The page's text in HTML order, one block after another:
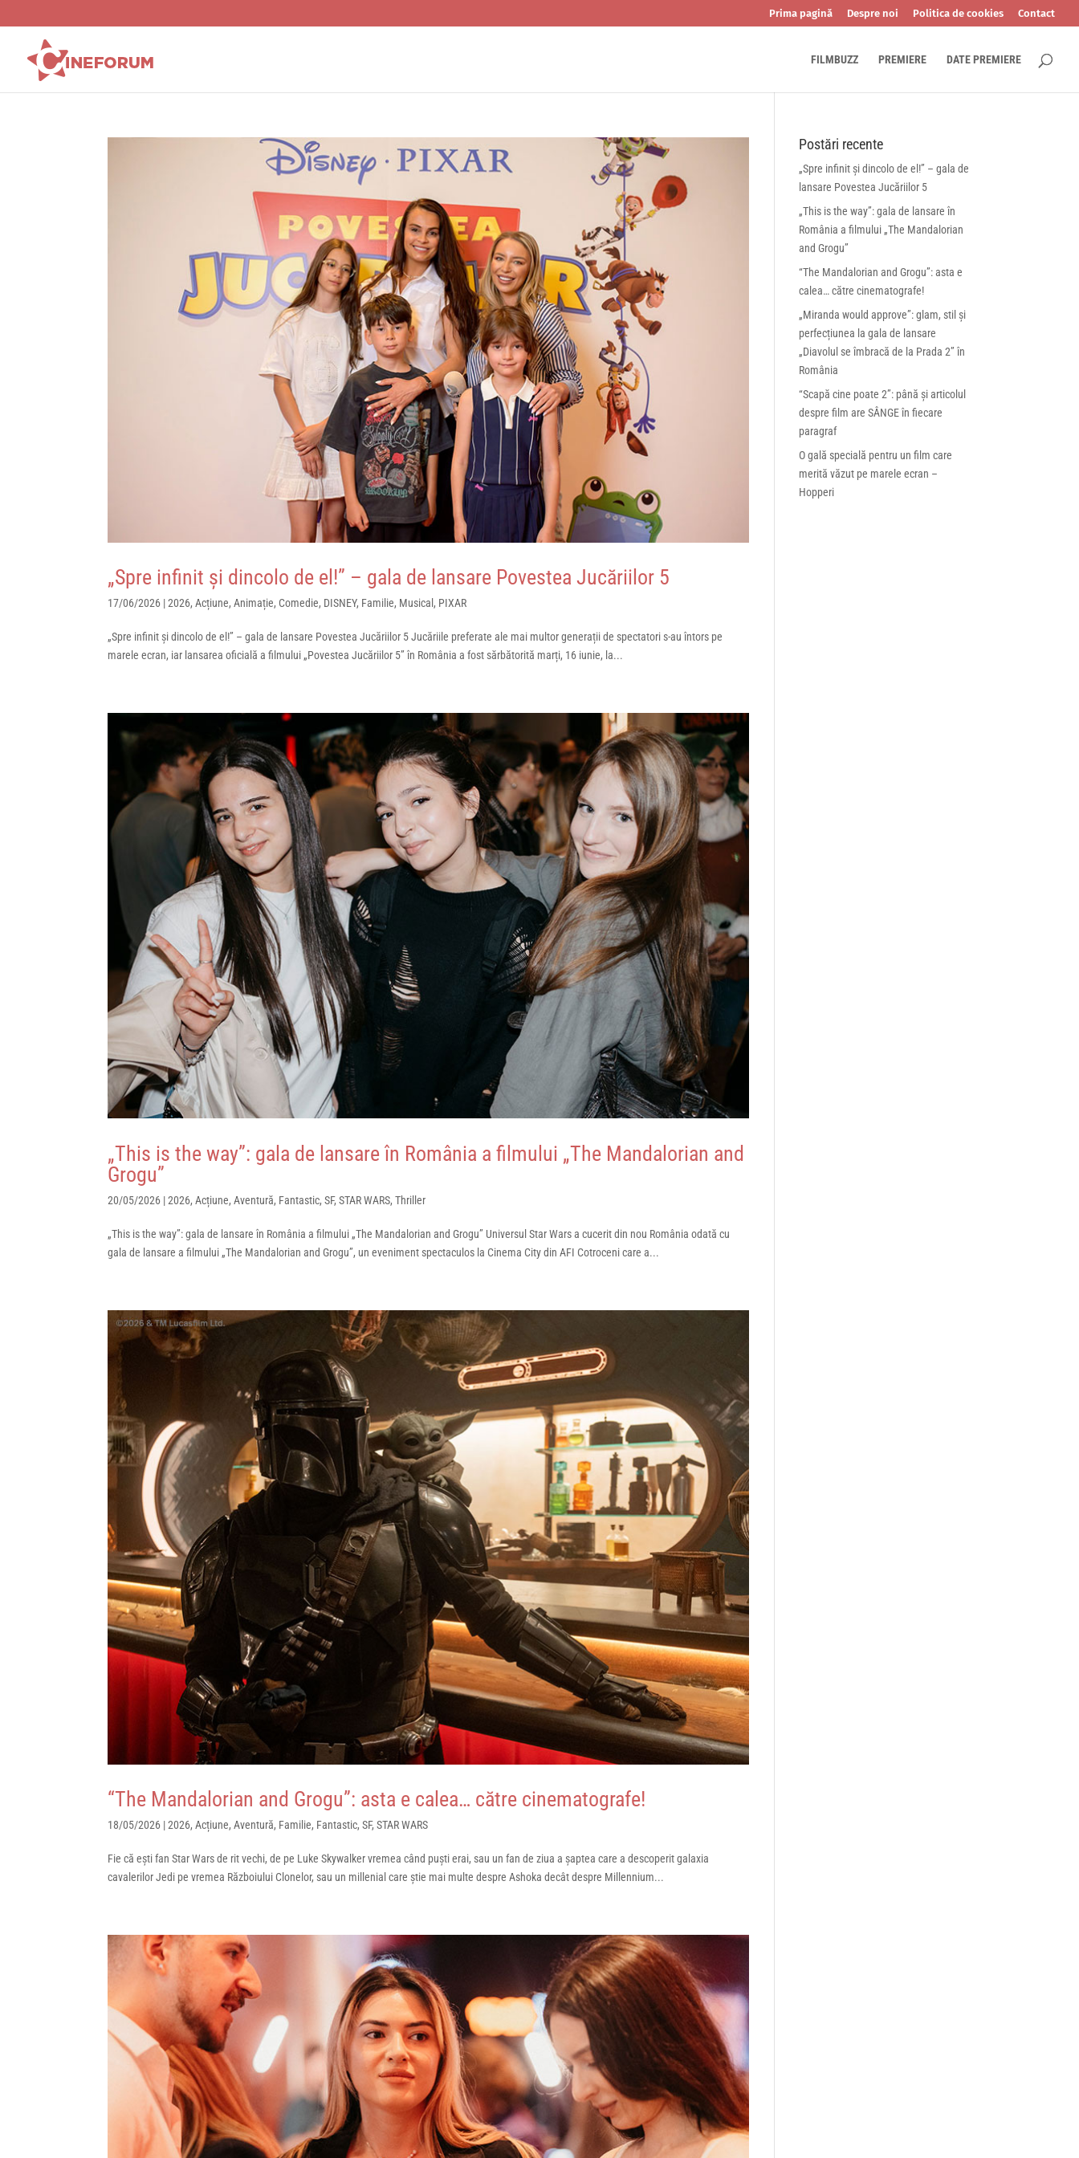
Prima pagină Despre noi Politica de cookies Contact
FILMBUZZ PREMIERE DATE PREMIERE
„Spre infinit și dincolo de el!” – gala de lansare Povestea Jucăriilor 5
17/06/2026 |2026,Acțiune,Animație, Comedie, DISNEY, Familie, Musical, PIXAR
„Spre infinit și dincolo de el!” – gala de lansare Povestea Jucăriilor 5 Jucăriile preferate ale mai multor generații de spectatori s-au întors pe
marele ecran, iar lansarea oficială a filmului „Povestea Jucăriilor 5” în România a fost sărbătorită marți, 16 iunie, la...
„This is the way”: gala de lansare în România a filmului „The Mandalorian and
Grogu”
20/05/2026 |2026,Acțiune,Aventură, Fantastic,SF,STAR WARS,Thriller
„This is the way”: gala de lansare în România a filmului „The Mandalorian and Grogu” Universul Star Wars a cucerit din nou România odată cu
gala de lansare a filmului „The Mandalorian and Grogu”, un eveniment spectaculos la Cinema City din AFI Cotroceni care a...
“The Mandalorian and Grogu”: asta e calea… către cinematografe!
18/05/2026 |2026,Acțiune,Aventură, Familie, Fantastic,SF,STAR WARS
Fie că ești fan Star Wars de rit vechi, de pe Luke Skywalker vremea când puști erai, sau un fan de ziua a șaptea care a descoperit galaxia
cavalerilor Jedi pe vremea Războiului Clonelor, sau un millenial care știe mai multe despre Ashoka decât despre Millennium...
Postări recente
„Spre infinit și dincolo de el!” – gala de
lansare Povestea Jucăriilor 5
„This is the way”: gala de lansare în
România a filmului „The Mandalorian
and Grogu”
“The Mandalorian and Grogu”: asta e
calea… către cinematografe!
„Miranda would approve”: glam, stil și
perfecțiunea la gala de lansare
„Diavolul se îmbracă de la Prada 2” în
România
“Scapă cine poate 2”: până și articolul
despre film are SÂNGE în fiecare
paragraf
O gală specială pentru un film care
merită văzut pe marele ecran –
Hopperi